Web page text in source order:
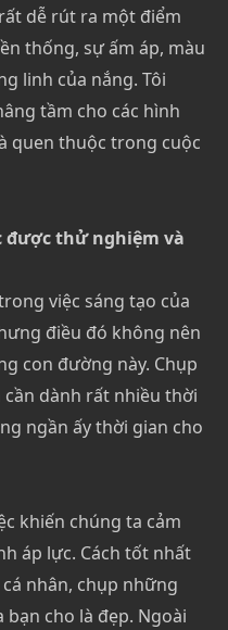
dễ rút ra một điểm
thống, sự ấm áp, màu
linh của nắng. Tôi
tầm cho các hình
quen thuộc trong cuộc
được thử nghiệm và
việc sáng tạo của
điều đó không nên
con đường này. Chụp
dành rất nhiều thời
ngần ấy thời gian cho
khiến chúng ta cảm
áp lực. Cách tốt nhất
nhân, chụp những
cho là đẹp. Ngoài